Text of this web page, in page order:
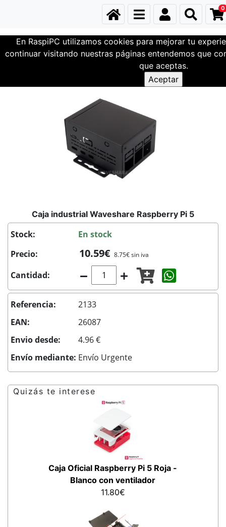
En RaspiPC utilizamos cookies para mejorar tu
continuar visitando nuestras páginas entendemos que
que aceptas.
0
Cajas Caja Raspberry Pi 5
Caja industrial Waveshare Raspberry Pi 5
Stock:
En stock
Precio:
10.59€ 8.75€ sin iva
Cantidad: Compartir
Referencia:
2133
EAN:
26087
Envio desde:
4.96 €
Envío mediante: Envío Urgente
Quizás te interese
Caja Oficial Raspberry Pi 5 Roja -
Blanco con ventilador
11.80€